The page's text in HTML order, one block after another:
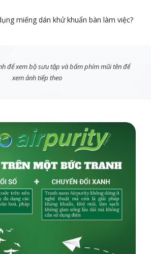
miếng dán khử khuẩn bàn làm việc?
để xem bộ sưu tập và bấm phím mũi tên để
xem ảnh tiếp theo